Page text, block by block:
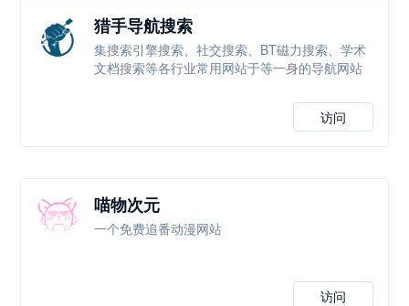
猎手导航搜索
集搜索引擎搜索、社交搜索、BT磁力搜索、学术
文档搜索等各行业常用网站于等一身的导航网站
访问
喵物次元
一个免费追番动漫网站
访问